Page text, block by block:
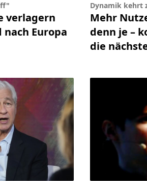
verlagern
Europa
Dynamik kehrt
Mehr
denn je –
die